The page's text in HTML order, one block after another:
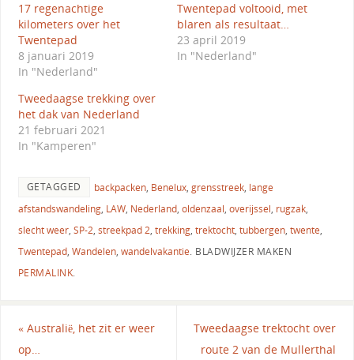
17 regenachtige
kilometers over het
Twentepad
8 januari 2019
In "Nederland"
Twentepad voltooid, met
blaren als resultaat…
23 april 2019
In "Nederland"
Tweedaagse trekking over
het dak van Nederland
21 februari 2021
In "Kamperen"
GETAGGED backpacken, Benelux, grensstreek, lange
afstandswandeling, LAW, Nederland, oldenzaal, overijssel, rugzak,
slecht weer, SP-2, streekpad 2, trekking, trektocht, tubbergen, twente,
Twentepad, Wandelen, wandelvakantie. BLADWIJZER MAKEN
PERMALINK.
«Australië, het zit er weer
op…
Tweedaagse trektocht over
route 2 van de Mullerthal